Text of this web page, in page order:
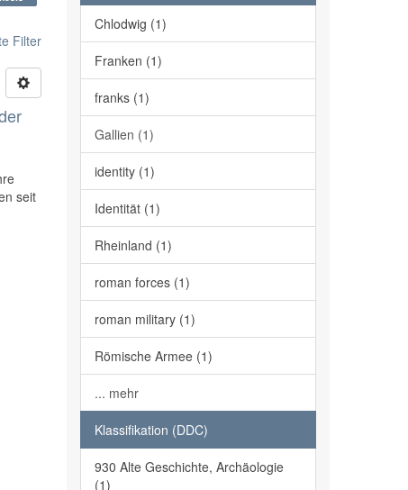
Filter
seit
Chlodwig (1)
Franken (1)
franks (1)
Gallien (1)
identity (1)
Identität (1)
Rheinland (1)
roman forces (1)
roman military (1)
Römische Armee (1)
... mehr
Klassifikation (DDC)
930 Alte Geschichte, Archäologie
(1)